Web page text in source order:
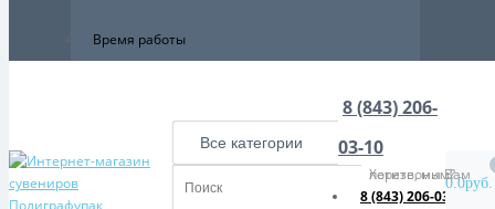
Время работы
Все категории
8 (843) 206-
03-10
Хотите, мы Вам перезвоним?
8 (843) 206-03-10
0.0руб.